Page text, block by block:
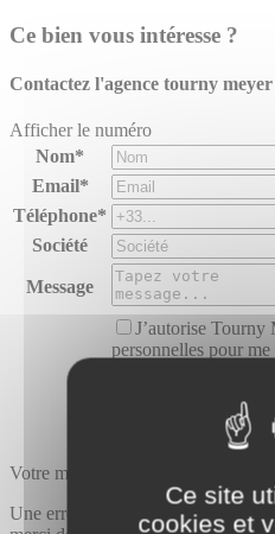
Ce site
cookies et
Ce bien vous intéresse ?
Contactez l'agence tourny meyer
Afficher le numéro
Nom*
Email*
Téléphone*
Société
Message
J’autorise Tourny
personnelles pour
J’accepte de
Votre message a bien été envoyé
Une erreur est survenue,